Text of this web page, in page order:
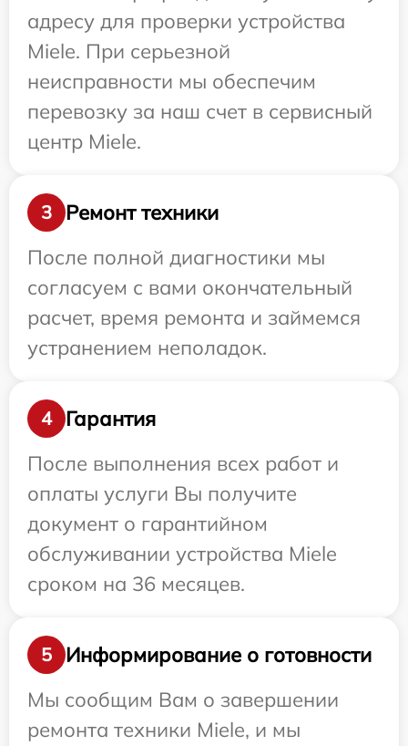
адресу для проверки устройства
Miele. При серьезной
неисправности мы обеспечим
перевозку за наш счет в сервисный
центр Miele.
3
Ремонт техники
После полной диагностики мы
согласуем с вами окончательный
расчет, время ремонта и займемся
устранением неполадок.
4
Гарантия
После выполнения всех работ и
оплаты услуги Вы получите
документ о гарантийном
обслуживании устройства Miele
сроком на 36 месяцев.
5
Информирование о готовности
Мы сообщим Вам о завершении
ремонта техники Miele, и мы